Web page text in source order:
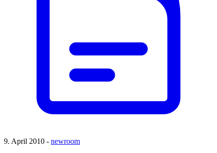
9. April 2010 - newroom